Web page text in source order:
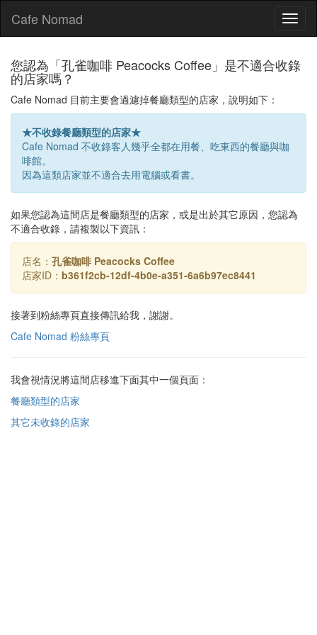
Cafe Nomad
您認為「孔雀咖啡 Peacocks Coffee」是不適合收錄
的店家嗎？
Cafe Nomad 目前主要會過濾掉餐廳類型的店家，說明如下：
★不收錄餐廳類型的店家★
Cafe Nomad 不收錄客人幾乎全都在用餐、吃東西的餐廳與咖
啡館。
因為這類店家並不適合去用電腦或看書。
如果您認為這間店是餐廳類型的店家，或是出於其它原因，您認為
不適合收錄，請複製以下資訊：
店名： 孔雀咖啡 Peacocks Coffee
店家ID： b361f2cb-12df-4b0e-a351-6a6b97ec8441
接著到粉絲專頁直接傳訊給我，謝謝。
Cafe Nomad 粉絲專頁
我會視情況將這間店移進下面其中一個頁面：
餐廳類型的店家
其它未收錄的店家